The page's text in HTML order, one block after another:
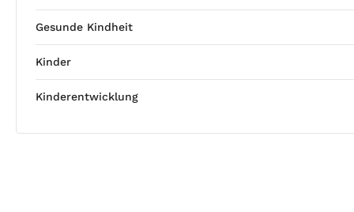
Gesunde Kindheit
Kinder
Kinderentwicklung